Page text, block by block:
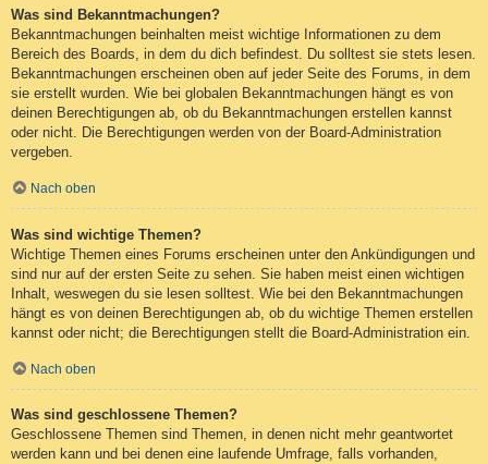
Was sind Bekanntmachungen?
Bekanntmachungen beinhalten meist wichtige Informationen zu dem
Bereich des Boards, in dem du dich befindest. Du solltest sie stets lesen.
Bekanntmachungen erscheinen oben auf jeder Seite des Forums, in dem
sie erstellt wurden. Wie bei globalen Bekanntmachungen hängt es von
deinen Berechtigungen ab, ob du Bekanntmachungen erstellen kannst
oder nicht. Die Berechtigungen werden von der Board-Administration
vergeben.
Nach oben
Was sind wichtige Themen?
Wichtige Themen eines Forums erscheinen unter den Ankündigungen und
sind nur auf der ersten Seite zu sehen. Sie haben meist einen wichtigen
Inhalt, weswegen du sie lesen solltest. Wie bei den Bekanntmachungen
hängt es von deinen Berechtigungen ab, ob du wichtige Themen erstellen
kannst oder nicht; die Berechtigungen stellt die Board-Administration ein.
Nach oben
Was sind geschlossene Themen?
Geschlossene Themen sind Themen, in denen nicht mehr geantwortet
werden kann und bei denen eine laufende Umfrage, falls vorhanden,